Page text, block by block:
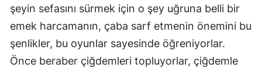
şeyin sefasını sürmek için o şey uğruna belli bir
emek harcamanın, çaba sarf etmenin önemini bu
şenlikler, bu oyunlar sayesinde öğreniyorlar.
Önce beraber çiğdemleri topluyorlar, çiğdemle